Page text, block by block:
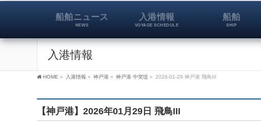
船舶ニュース
NEWS
入港情報
VOYAGE SCHEDULE
船舶
SHIP
入港情報
HOME » 入港情報 » 神戸港 » 神戸港 中突堤 » 2026-01-29 神戸港 飛鳥III
【神戸港】2026年01月29日 飛鳥III